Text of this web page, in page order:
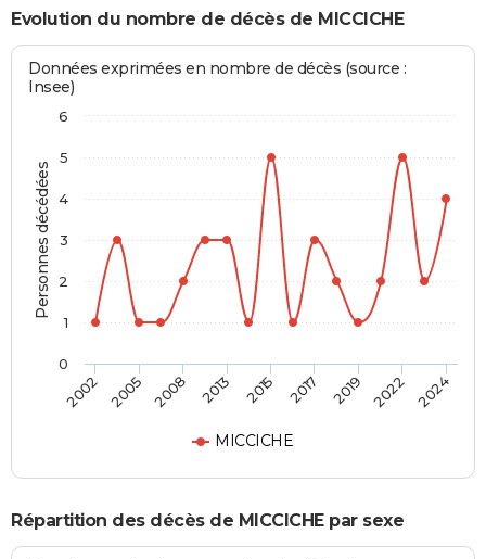
Evolution du nombre de décès de MICCICHE
Personnes décédées
Données exprimées en nombre de décès (source :
Insee)
MICCICHE
2002 2005 2008 2013 2015 2017 2019 2022 2024
0
1
2
3
4
5
6
Répartition des décès de MICCICHE par sexe